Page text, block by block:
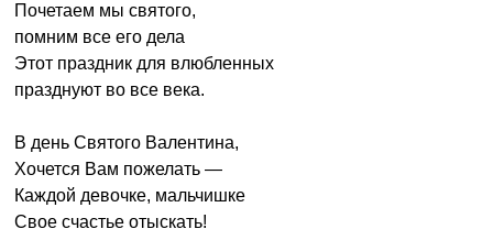
Почетаем мы святого,
помним все его дела
Этот праздник для влюбленных
празднуют во все века.
В день Святого Валентина,
Хочется Вам пожелать —
Каждой девочке, мальчишке
Свое счастье отыскать!